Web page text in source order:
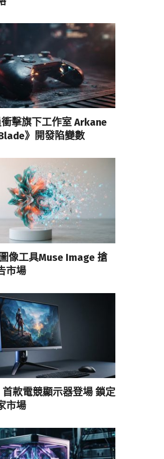
擊旗下工作室 Arkane
》開發陷變數
像工具Muse Image 搶
市場
款電競顯示器登場 鎖定
市場